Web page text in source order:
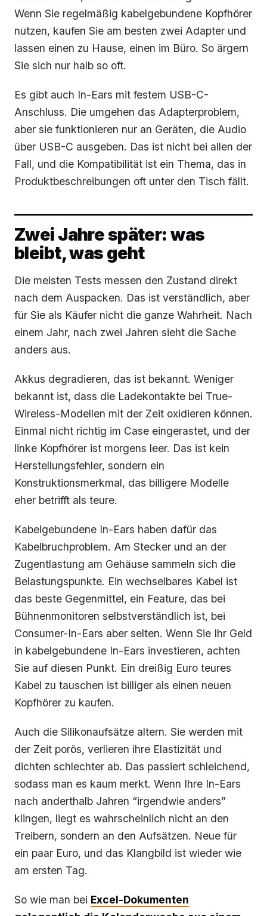
Wenn Sie regelmäßig kabelgebundene Kopfhörer
nutzen, kaufen Sie am besten zwei Adapter und
lassen einen zu Hause, einen im Büro. So ärgern
Sie sich nur halb so oft.
Es gibt auch In-Ears mit festem USB-C-
Anschluss. Die umgehen das Adapterproblem,
aber sie funktionieren nur an Geräten, die Audio
über USB-C ausgeben. Das ist nicht bei allen der
Fall, und die Kompatibilität ist ein Thema, das in
Produktbeschreibungen oft unter den Tisch fällt.
Zwei Jahre später: was
bleibt, was geht
Die meisten Tests messen den Zustand direkt
nach dem Auspacken. Das ist verständlich, aber
für Sie als Käufer nicht die ganze Wahrheit. Nach
einem Jahr, nach zwei Jahren sieht die Sache
anders aus.
Akkus degradieren, das ist bekannt. Weniger
bekannt ist, dass die Ladekontakte bei True-
Wireless-Modellen mit der Zeit oxidieren können.
Einmal nicht richtig im Case eingerastet, und der
linke Kopfhörer ist morgens leer. Das ist kein
Herstellungsfehler, sondern ein
Konstruktionsmerkmal, das billigere Modelle
eher betrifft als teure.
Kabelgebundene In-Ears haben dafür das
Kabelbruchproblem. Am Stecker und an der
Zugentlastung am Gehäuse sammeln sich die
Belastungspunkte. Ein wechselbares Kabel ist
das beste Gegenmittel, ein Feature, das bei
Bühnenmonitoren selbstverständlich ist, bei
Consumer-In-Ears aber selten. Wenn Sie Ihr Geld
in kabelgebundene In-Ears investieren, achten
Sie auf diesen Punkt. Ein dreißig Euro teures
Kabel zu tauschen ist billiger als einen neuen
Kopfhörer zu kaufen.
Auch die Silikonaufsätze altern. Sie werden mit
der Zeit porös, verlieren ihre Elastizität und
dichten schlechter ab. Das passiert schleichend,
sodass man es kaum merkt. Wenn Ihre In-Ears
nach anderthalb Jahren “irgendwie anders”
klingen, liegt es wahrscheinlich nicht an den
Treibern, sondern an den Aufsätzen. Neue für
ein paar Euro, und das Klangbild ist wieder wie
am ersten Tag.
So wie man bei Excel-Dokumenten